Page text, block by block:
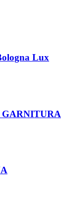
Lux